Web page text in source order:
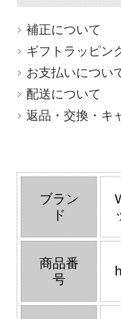
補正について
ギフトラッピン
お支払いについ
配送について
返品・交換・キ
ブラン
ド
商品番
号